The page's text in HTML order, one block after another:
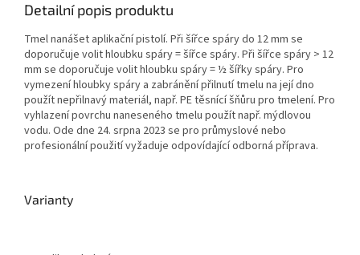
Detailní popis produktu
Tmel nanášet aplikační pistolí. Při šířce spáry do 12 mm se
doporučuje volit hloubku spáry = šířce spáry. Při šířce spáry > 12
mm se doporučuje volit hloubku spáry = ½ šířky spáry. Pro
vymezení hloubky spáry a zabránění přilnutí tmelu na její dno
použít nepřilnavý materiál, např. PE těsnící šňůru pro tmelení. Pro
vyhlazení povrchu naneseného tmelu použít např. mýdlovou
vodu. Ode dne 24. srpna 2023 se pro průmyslové nebo
profesionální použití vyžaduje odpovídající odborná příprava.
Varianty